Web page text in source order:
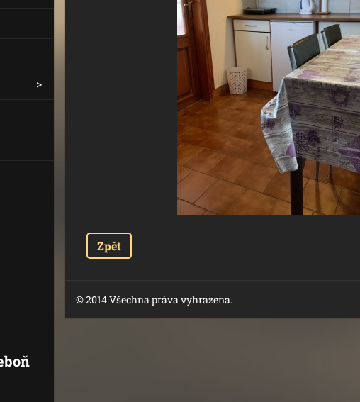
Zpět
© 2014 Všechna práva vyhrazena.